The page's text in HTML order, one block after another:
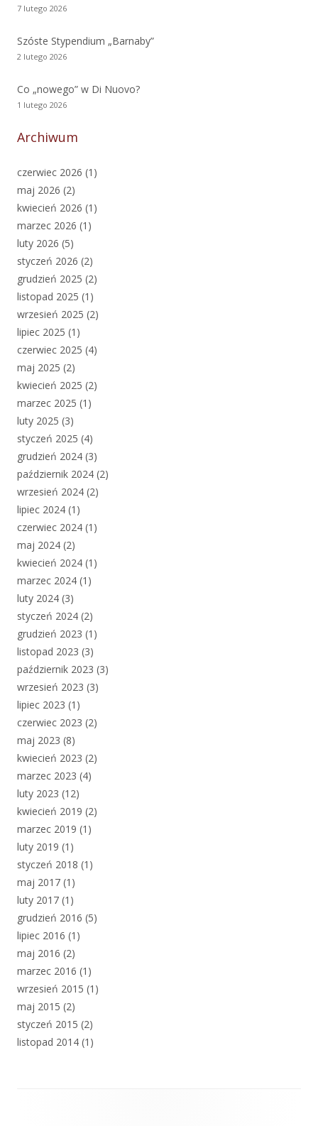
7 lutego 2026
Szóste Stypendium „Barnaby”
2 lutego 2026
Co „nowego” w Di Nuovo?
1 lutego 2026
Archiwum
czerwiec 2026 (1)
maj 2026 (2)
kwiecień 2026 (1)
marzec 2026 (1)
luty 2026 (5)
styczeń 2026 (2)
grudzień 2025 (2)
listopad 2025 (1)
wrzesień 2025 (2)
lipiec 2025 (1)
czerwiec 2025 (4)
maj 2025 (2)
kwiecień 2025 (2)
marzec 2025 (1)
luty 2025 (3)
styczeń 2025 (4)
grudzień 2024 (3)
październik 2024 (2)
wrzesień 2024 (2)
lipiec 2024 (1)
czerwiec 2024 (1)
maj 2024 (2)
kwiecień 2024 (1)
marzec 2024 (1)
luty 2024 (3)
styczeń 2024 (2)
grudzień 2023 (1)
listopad 2023 (3)
październik 2023 (3)
wrzesień 2023 (3)
lipiec 2023 (1)
czerwiec 2023 (2)
maj 2023 (8)
kwiecień 2023 (2)
marzec 2023 (4)
luty 2023 (12)
kwiecień 2019 (2)
marzec 2019 (1)
luty 2019 (1)
styczeń 2018 (1)
maj 2017 (1)
luty 2017 (1)
grudzień 2016 (5)
lipiec 2016 (1)
maj 2016 (2)
marzec 2016 (1)
wrzesień 2015 (1)
maj 2015 (2)
styczeń 2015 (2)
listopad 2014 (1)